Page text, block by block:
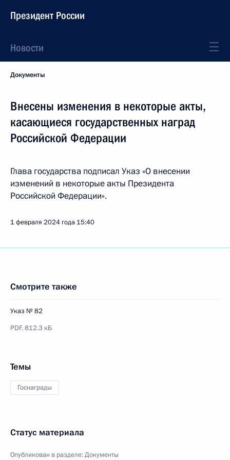
Президент России
Новости
Документы
Внесены изменения в некоторые акты,
касающиеся государственных наград
Российской Федерации
Глава государства подписал Указ «О внесении
изменений в некоторые акты Президента
Российской Федерации».
1 февраля 2024 года 15:40
Смотрите также
Указ № 82
PDF,812.3 кБ
Темы
Госнаграды
Статус материала
Опубликован в разделе:Документы